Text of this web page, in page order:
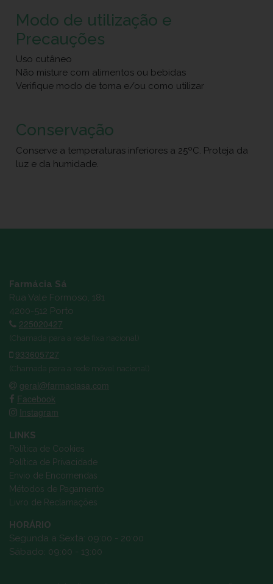
Modo de utilização e
Precauções
Uso cutâneo
Não misture com alimentos ou bebidas
Verifique modo de toma e/ou como utilizar
Conservação
Conserve a temperaturas inferiores a 25ºC. Proteja da
luz e da humidade.
Farmácia Sá
Rua Vale Formoso, 181
4200-512 Porto
225020427
(Chamada para a rede fixa nacional)
933605727
(Chamada para a rede móvel nacional)
geral@farmaciasa.com
Facebook
Instagram
LINKS
Política de Cookies
Política de Privacidade
Envio de Encomendas
Métodos de Pagamento
Livro de Reclamações
HORÁRIO
Segunda a Sexta: 09:00 - 20:00
Sábado: 09:00 - 13:00